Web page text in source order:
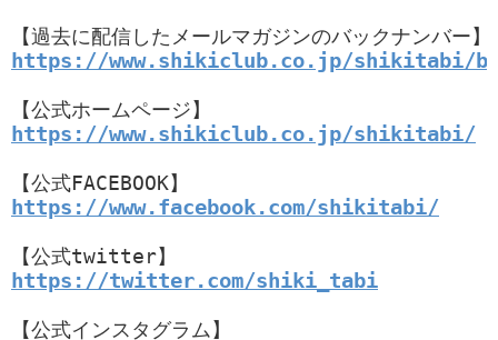
https://www.shikiclub.co.jp/shikitabi/
https://www.shikiclub.co.jp/shikitabi/
https://www.facebook.com/shikitabi/
https://twitter.com/shiki_tabi